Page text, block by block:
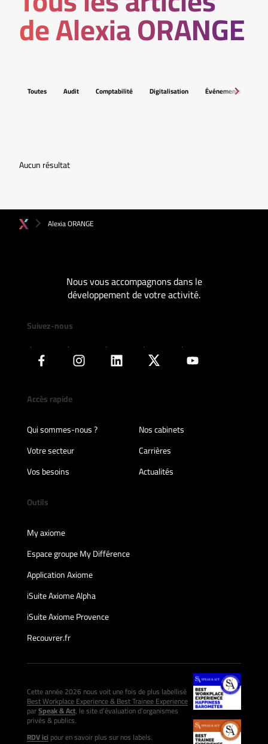
de Alexia ORANGE
Toutes Audit Comptabilité Digitalisation Événements
Aucun résultat
Alexia ORANGE
Nous vous accompagnons dans le
développement de votre activité.
Suivez-nous
Accès rapide
Qui sommes-nous ?
Nos cabinets
Votre secteur
Carrières
Vos besoins
Actualités
Outils
My axiome
Espace groupe My Différence
Application Axiome
iSuite Axiome Alpha
iSuite Axiome Provence
Recouvrer.fr
Cette année 2026 nous voit une fois de plus labellisé
Best Workplace Experience & Best Trainee Experience
parSpeak & Act, le site d’évaluation d’organismes
privés & publics.
RDV icipour en savoir plus sur nos labels.